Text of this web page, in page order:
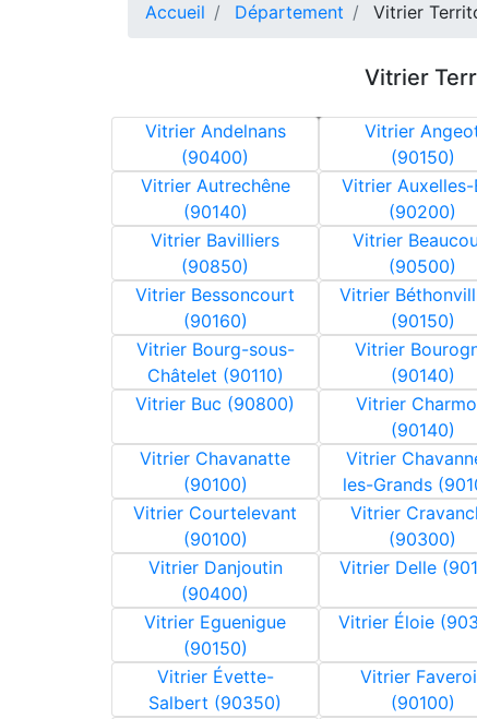
* prix d’un appel local
Accueil Département Vitrier
Vitrier
Vitrier Andelnans
(90400)
Vitrier
(90150)
Vitrier Autrechêne
(90140)
Vitrier Auxelles-
(90200)
Vitrier Bavilliers
(90850)
Vitrier
(90500)
Vitrier Bessoncourt
(90160)
Vitrier
(90150)
Vitrier Bourg-sous-
Châtelet (90110)
Vitrier
(90140)
Vitrier Buc (90800)
Vitrier
(90140)
Vitrier Chavanatte
(90100)
Vitrier
les-Grands
Vitrier Courtelevant
(90100)
Vitrier
(90300)
Vitrier Danjoutin
(90400)
Vitrier Delle
Vitrier Eguenigue
(90150)
Vitrier Éloie
Vitrier Évette-
Salbert (90350)
Vitrier
(90100)